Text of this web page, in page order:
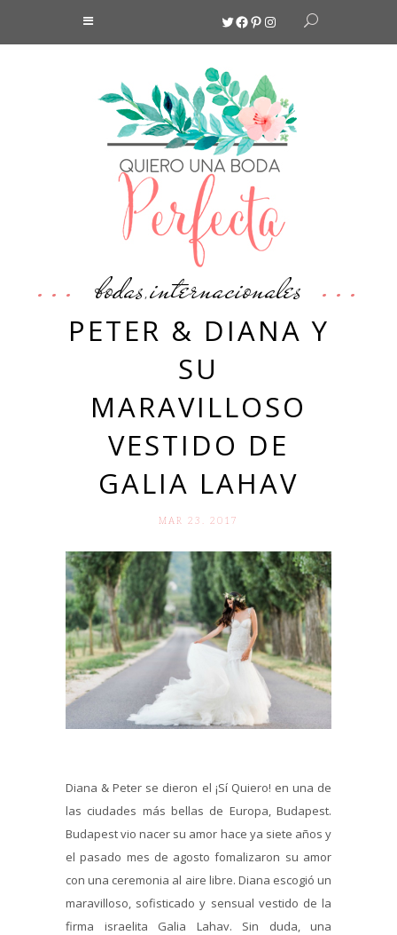
Twitter
Facebook
Pinterest
Instagram
bodas,internacionales
PETER & DIANA Y
SU
MARAVILLOSO
VESTIDO DE
GALIA LAHAV
MAR 23. 2017
Diana & Peter se dieron el ¡Sí Quiero! en una de
las ciudades más bellas de Europa, Budapest.
Budapest vio nacer su amor hace ya siete años y
el pasado mes de agosto fomalizaron su amor
con una ceremonia al aire libre. Diana escogió un
maravilloso, sofisticado y sensual vestido de la
firma israelita Galia Lahav. Sin duda, una